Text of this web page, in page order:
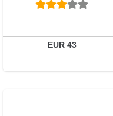
EUR 43
Réserver